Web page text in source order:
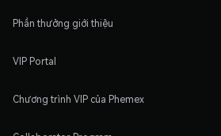
Phần thưởng giới thiệu
VIP Portal
Chương trình VIP của Phemex